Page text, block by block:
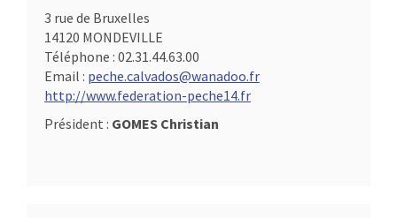
3 rue de Bruxelles
14120 MONDEVILLE
Téléphone : 02.31.44.63.00
Email : peche.calvados@wanadoo.fr
http://www.federation-peche14.fr
Président : GOMES Christian